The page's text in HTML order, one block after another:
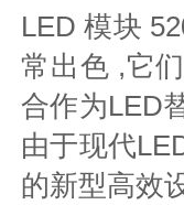
LED 模块
常出色 ,它
合作为LED
由于现代
的新型高效